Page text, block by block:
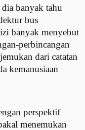
banyak tahu
bus
banyak menyebut
perbincangan
dari catatan
kemanusiaan
perspektif
menemukan